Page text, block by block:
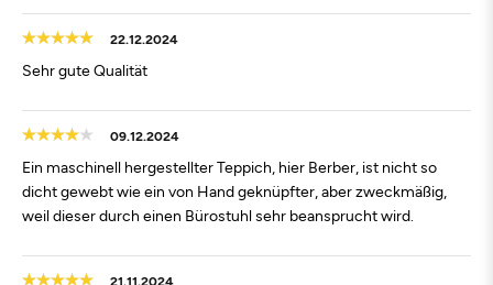
22.12.2024
Sehr gute Qualität
09.12.2024
Ein maschinell hergestellter Teppich, hier Berber, ist nicht so
dicht gewebt wie ein von Hand geknüpfter, aber zweckmäßig,
weil dieser durch einen Bürostuhl sehr beansprucht wird.
21.11.2024